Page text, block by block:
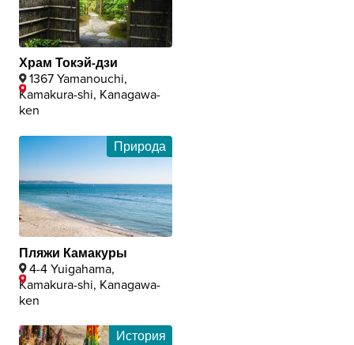
Храм Токэй-дзи
1367 Yamanouchi,
Kamakura-shi, Kanagawa-
ken
Природа
Пляжи Камакуры
4-4 Yuigahama,
Kamakura-shi, Kanagawa-
ken
История